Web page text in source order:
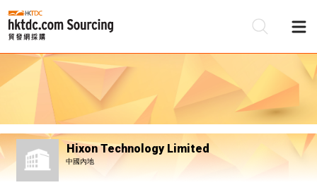
Hixon Technology Limited
中國內地